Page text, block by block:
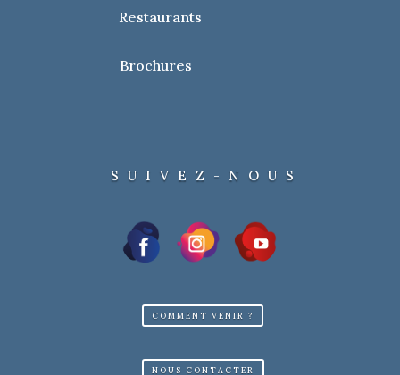
Restaurants
Brochures
SUIVEZ-NOUS
COMMENT VENIR ?
NOUS CONTACTER